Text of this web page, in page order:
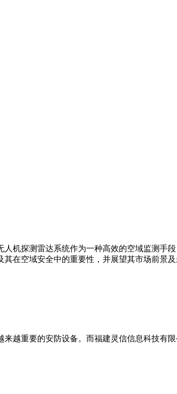
机探测雷达系统作为一种高效的空域监测手
在空域安全中的重要性，并展望其市场前景及
越重要的安防设备。而福建灵信信息科技有